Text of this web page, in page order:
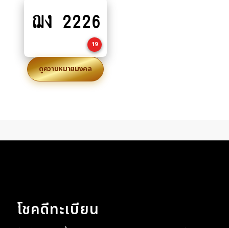
more
ฌง 2226
19
ดูความหมายมงคล
โชคดีทะเบียน